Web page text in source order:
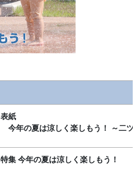
表紙
今年の夏は涼しく楽しもう！ ～二ツ
特集 今年の夏は涼しく楽しもう！